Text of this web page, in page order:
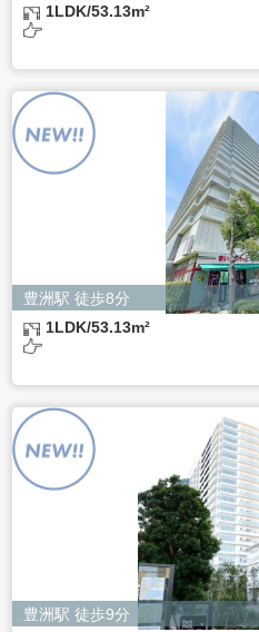
よるものです。
ただし、必要な項目をいただ
きない場合があります。
1LDK/53.13m²
豊洲駅 徒歩8分
1LDK/53.13m²
豊洲駅 徒歩9分